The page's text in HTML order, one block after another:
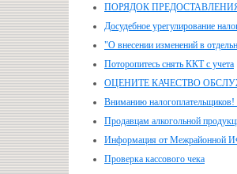
ПОРЯДОК
Досудебное урегулирование
"О внесении изменений в
Поторопитесь снять ККТ с учета
ОЦЕНИТЕ КАЧЕСТВО
Вниманию налогоплательщиков!
Продавцам алкогольной
Информация от Межрайонной
Проверка кассового чека